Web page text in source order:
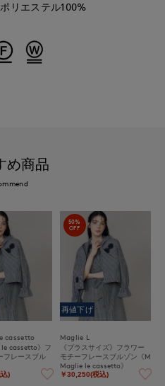
リエステル100%
め商品
cassetto
le cassetto》フ
フレースブル
)
50%
OFF
再値下げ
Maglie L
《プラスサイズ》フラワー
モチーフレースブルゾン《M
Maglie le cassetto》
￥30,250(税込)